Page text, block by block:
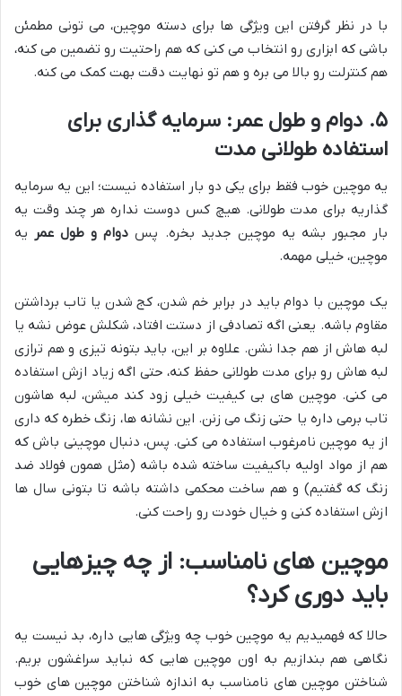
با در نظر گرفتن این ویژگی ها برای دسته موچین، می تونی مطمئن
باشی که ابزاری رو انتخاب می کنی که هم راحتیت رو تضمین می کنه،
هم کنترلت رو بالا می بره و هم تو نهایت دقت بهت کمک می کنه.
۵. دوام و طول عمر: سرمایه گذاری برای
استفاده طولانی مدت
یه موچین خوب فقط برای یکی دو بار استفاده نیست؛ این یه سرمایه
گذاریه برای مدت طولانی. هیچ کس دوست نداره هر چند وقت یه
بار مجبور بشه یه موچین جدید بخره. پس دوام و طول عمر یه
موچین، خیلی مهمه.
یک موچین با دوام باید در برابر خم شدن، کج شدن یا تاب برداشتن
مقاوم باشه. یعنی اگه تصادفی از دستت افتاد، شکلش عوض نشه یا
لبه هاش از هم جدا نشن. علاوه بر این، باید بتونه تیزی و هم ترازی
لبه هاش رو برای مدت طولانی حفظ کنه، حتی اگه زیاد ازش استفاده
می کنی. موچین های بی کیفیت خیلی زود کند میشن، لبه هاشون
تاب برمی داره یا حتی زنگ می زنن. این نشانه ها، زنگ خطره که داری
از یه موچین نامرغوب استفاده می کنی. پس، دنبال موچینی باش که
هم از مواد اولیه باکیفیت ساخته شده باشه (مثل همون فولاد ضد
زنگ که گفتیم) و هم ساخت محکمی داشته باشه تا بتونی سال ها
ازش استفاده کنی و خیال خودت رو راحت کنی.
موچین های نامناسب: از چه چیزهایی
باید دوری کرد؟
حالا که فهمیدیم یه موچین خوب چه ویژگی هایی داره، بد نیست یه
نگاهی هم بندازیم به اون موچین هایی که نباید سراغشون بریم.
شناختن موچین های نامناسب به اندازه شناختن موچین های خوب